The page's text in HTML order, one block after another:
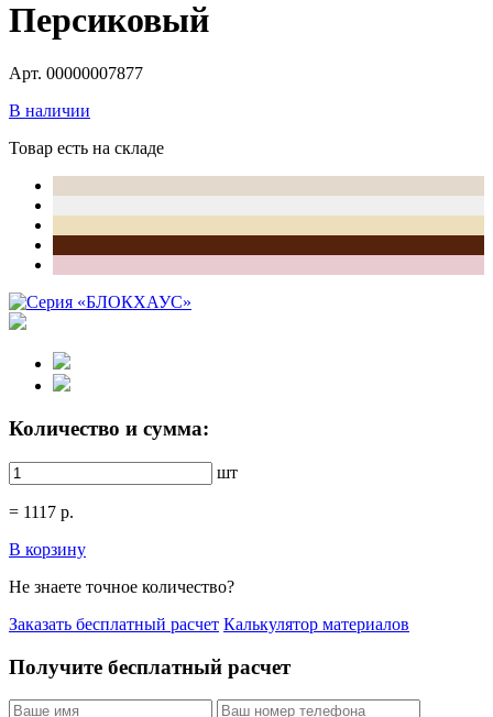
Персиковый
Арт. 00000007877
В наличии
Товар есть на складе
Количество и сумма:
шт
= 1117 р.
В корзину
Не знаете точное количество?
Заказать бесплатный расчет Калькулятор материалов
Получите бесплатный расчет